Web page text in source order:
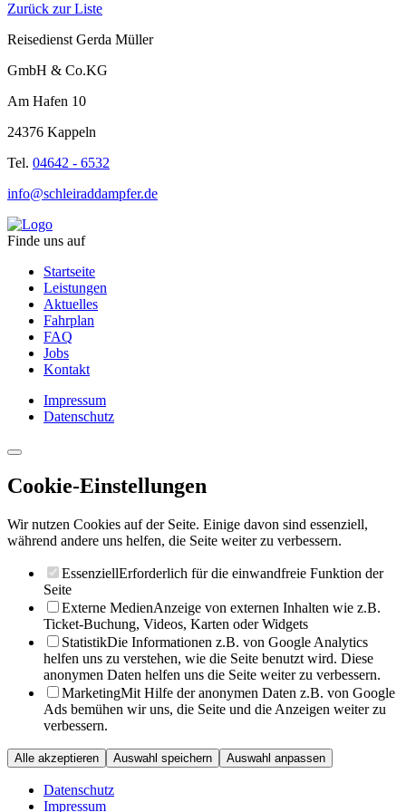
Zurück zur Liste
Reisedienst Gerda Müller
GmbH & Co.KG
Am Hafen 10
24376 Kappeln
Tel. 04642 - 6532
info@schleiraddampfer.de
Finde uns auf
Startseite
Leistungen
Aktuelles
Fahrplan
FAQ
Jobs
Kontakt
Impressum
Datenschutz
Cookie-Einstellungen
Wir nutzen Cookies auf der Seite. Einige davon sind essenziell,
während andere uns helfen, die Seite weiter zu verbessern.
EssenziellErforderlich für die einwandfreie Funktion der
Seite
Externe MedienAnzeige von externen Inhalten wie z.B.
Ticket-Buchung, Videos, Karten oder Widgets
StatistikDie Informationen z.B. von Google Analytics
helfen uns zu verstehen, wie die Seite benutzt wird. Diese
anonymen Daten helfen uns die Seite weiter zu verbessern.
MarketingMit Hilfe der anonymen Daten z.B. von Google
Ads bemühen wir uns, die Seite und die Anzeigen weiter zu
verbessern.
Alle akzeptieren Auswahl speichern Auswahl anpassen
Datenschutz
Impressum